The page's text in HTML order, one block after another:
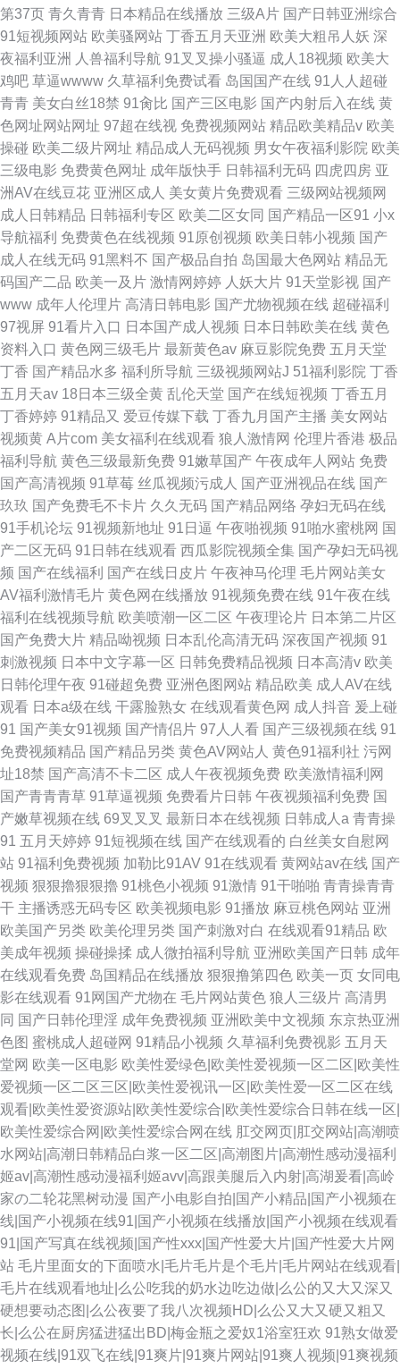
第37页 青久青青 日本精品在线播放 三级A片 国产日韩亚洲综合
91短视频网站 欧美骚网站 丁香五月天亚洲 欧美大粗吊人妖 深
夜福利亚洲
人兽福利导航 91叉叉操小骚逼 成人18视频 欧美大
鸡吧 草逼wwww 久草福利免费试看 岛国国产在线 91人人超碰
青青 美女白丝18禁 91肏比 国产三区电影 国产内射后入在线 黄
色网址网站网址 97超在线视 免费视频网站 精品欧美精品v 欧美
操碰 欧美二级片网址 精品成人无码视频 男女午夜福利影院 欧美
三级电影 免费黄色网址 成年版快手 日韩福利无码 四虎四房 亚
洲AV在线豆花 亚洲区成人 美女黄片免费观看 三级网站视频网
成人日韩精品 日韩福利专区 欧美二区女同 国产精品一区91 小x
导航福利 免费黄色在线视频 91原创视频 欧美日韩小视频 国产
成人在线无码 91黑料不 国产极品自拍 岛国最大色网站 精品无
码国产二品 欧美一及片 激情网婷婷 人妖大片 91天堂影视 国产
www 成年人伦理片 高清日韩电影 国产尤物视频在线 超碰福利
97视屏 91看片入口 日本国产成人视频 日本日韩欧美在线 黄色
资料入口 黄色网三级毛片 最新黄色av 麻豆影院免费 五月天堂
丁香 国产精品水多 福利所导航 三级视频网站J 51福利影院 丁香
五月天av 18日本三级全黄 乱伦天堂 国产在线短视频 丁香五月
丁香婷婷 91精品又 爱豆传媒下载 丁香九月国产主播 美女网站
视频黄 A片com 美女福利在线观看 狼人激情网 伦理片香港 极品
福利导航 黄色三级最新免费 91嫩草国产 午夜成年人网站 免费
国产高清视频 91草莓 丝瓜视频污成人 国产亚洲视品在线 国产
玖玖 国产免费毛不卡片 久久无码 国产精品网络 孕妇无码在线
91手机论坛 91视频新地址 91日逼 午夜啪视频 91啪水蜜桃网 国
产二区无码 91日韩在线观看 西瓜影院视频全集 国产孕妇无码视
频 国产在线福利 国产在线日皮片 午夜神马伦理 毛片网站美女
AV福利激情毛片 黄色网在线播放 91视频免费在线 91午夜在线
福利在线视频导航 欧美喷潮一区二区 午夜理论片 日本第二片区
国产免费大片 精品呦视频 日本乱伦高清无码 深夜国产视频 91
刺激视频 日本中文字幕一区 日韩免费精品视频 日本高清v 欧美
日韩伦理午夜 91碰超免费 亚洲色图网站 精品欧美 成人AV在线
观看 日本a级在线 干露脸熟女 在线观看黄色网 成人抖音 爰上碰
91 国产美女91视频 国产情侣片 97人人看 国产三级视频在线 91
免费视频精品 国产精品另类 黄色AV网站人 黄色91福利社 污网
址18禁 国产高清不卡二区 成人午夜视频免费 欧美激情福利网
国产青青青草 91草逼视频 免费看片日韩 午夜视频福利免费 国
产嫩草视频在线 69叉叉叉 最新日本在线视频 日韩成人a 青青操
91 五月天婷婷 91短视频在线 国产在线观看的 白丝美女自慰网
站 91福利免费视频 加勒比91AV 91在线观看 黄网站av在线 国产
视频 狠狠擼狠狠擼 91桃色小视频 91激情 91干啪啪 青青操青青
干 主播诱惑无码专区 欧美视频电影 91播放 麻豆桃色网站 亚洲
欧美国产另类 欧美伦理另类 国产刺激对白 在线观看91精品 欧
美成年视频 操碰操揉 成人微拍福利导航 亚洲欧美国产日韩 成年
在线观看免费 岛国精品在线播放 狠狠撸第四色 欧美一页 女同电
影在线观看 91网国产尤物在 毛片网站黄色 狼人三级片 高清男
同 国产日韩伦理淫 成年免费视频 亚洲欧美中文视频 东京热亚洲
色图 蜜桃成人超碰网 91精品小视频 久草福利免费视影 五月天
堂网 欧美一区电影 欧美性爱绿色|欧美性爱视频一区二区|欧美性
爱视频一区二区三区|欧美性爱视讯一区|欧美性爱一区二区在线
观看|欧美性爱资源站|欧美性爱综合|欧美性爱综合日韩在线一区|
欧美性爱综合网|欧美性爱综合网在线 肛交网页|肛交网站|高潮喷
水网站|高潮日韩精品白浆一区二区|高潮图片|高潮性感动漫福利
姬av|高潮性感动漫福利姬avv|高跟美腿后入内射|高湖爰看|高岭
家の二轮花黑树动漫 国产小电影自拍|国产小精品|国产小视频在
线|国产小视频在线91|国产小视频在线播放|国产小视频在线观看
91|国产写真在线视频|国产性xxx|国产性爱大片|国产性爱大片网
站 毛片里面女的下面喷水|毛片毛片是个毛片|毛片网站在线观看|
毛片在线观看地址|么公吃我的奶水边吃边做|么公的又大又深又
硬想要动态图|么公夜要了我八次视频HD|么公又大又硬又粗又
长|么公在厨房猛进猛出BD|梅金瓶之爱奴1浴室狂欢 91熟女做爱
视频在线|91双飞在线|91爽片|91爽片网站|91爽人视频|91爽视频